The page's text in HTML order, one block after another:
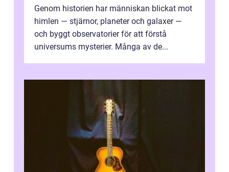
Genom historien har människan blickat mot
himlen — stjärnor, planeter och galaxer —
och byggt observatorier för att förstå
universums mysterier. Många av de...